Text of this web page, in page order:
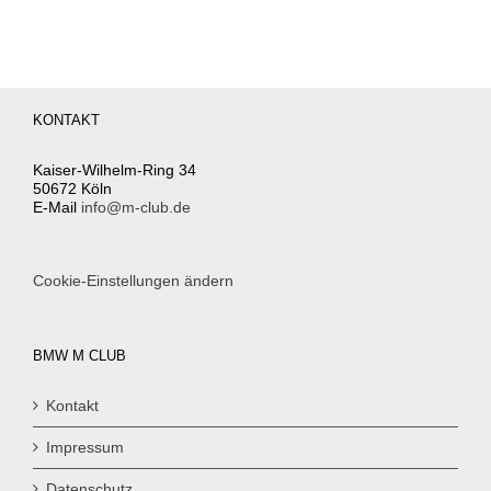
KONTAKT
Kaiser-Wilhelm-Ring 34
50672 Köln
E-Mail info@m-club.de
Cookie-Einstellungen ändern
BMW M CLUB
Kontakt
Impressum